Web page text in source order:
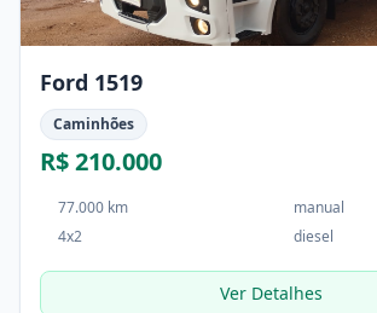
Ford 1519
Caminhões
R$ 210.000
77.000 km
manual
4x2
diesel
Ver Detalhes